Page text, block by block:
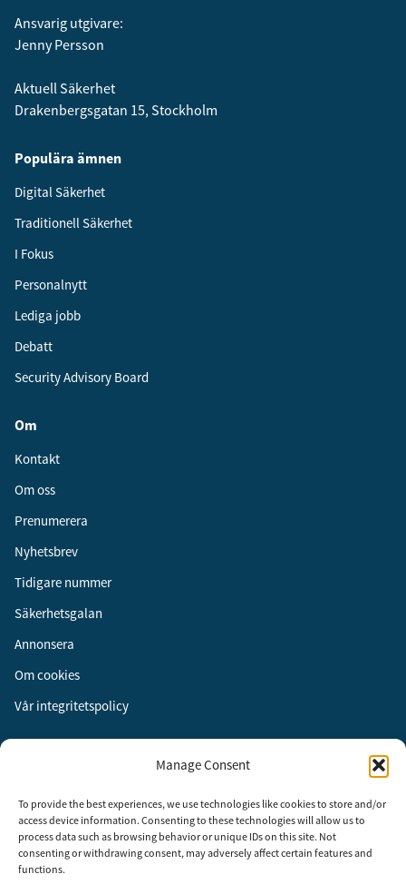
Manage Consent
To provide the best experiences, we use technologies like cookies to store and/or
access device information. Consenting to these technologies will allow us to
process data such as browsing behavior or unique IDs on this site. Not
consenting or withdrawing consent, may adversely affect certain features and
functions.
Ansvarig utgivare:
Jenny Persson
Aktuell Säkerhet
Drakenbergsgatan 15, Stockholm
Populära ämnen
Digital Säkerhet
Traditionell Säkerhet
I Fokus
Personalnytt
Lediga jobb
Debatt
Security Advisory Board
Om
Kontakt
Om oss
Prenumerera
Nyhetsbrev
Tidigare nummer
Säkerhetsgalan
Annonsera
Om cookies
Vår integritetspolicy
Instagram
LinkedIn